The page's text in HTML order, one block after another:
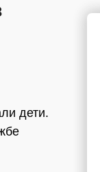
дети.